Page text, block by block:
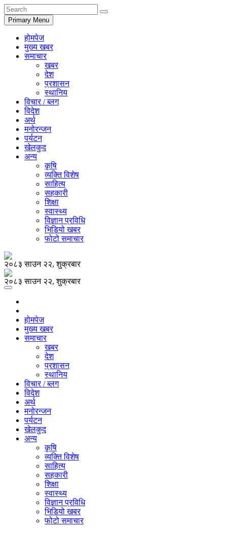
Primary Menu
होमपेज
मुख्य खबर
समाचार
खबर
देश
प्रशासन
स्थानिय
विचार / ब्लग
विदेश
अर्थ
मनोरन्जन
पर्यटन
खेलकुद
अन्य
कृषि
व्यक्ति विशेष
साहित्य
सहकारी
शिक्षा
स्वास्थ्य
विज्ञान प्रविधि
भिडियो खबर
फोटो समाचार
२०८३ साउन २२, शुक्रबार
२०८३ साउन २२, शुक्रबार
होमपेज
मुख्य खबर
समाचार
खबर
देश
प्रशासन
स्थानिय
विचार / ब्लग
विदेश
अर्थ
मनोरन्जन
पर्यटन
खेलकुद
अन्य
कृषि
व्यक्ति विशेष
साहित्य
सहकारी
शिक्षा
स्वास्थ्य
विज्ञान प्रविधि
भिडियो खबर
फोटो समाचार